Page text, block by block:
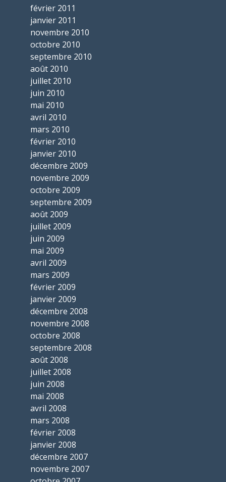
février 2011
janvier 2011
novembre 2010
octobre 2010
septembre 2010
août 2010
juillet 2010
juin 2010
mai 2010
avril 2010
mars 2010
février 2010
janvier 2010
décembre 2009
novembre 2009
octobre 2009
septembre 2009
août 2009
juillet 2009
juin 2009
mai 2009
avril 2009
mars 2009
février 2009
janvier 2009
décembre 2008
novembre 2008
octobre 2008
septembre 2008
août 2008
juillet 2008
juin 2008
mai 2008
avril 2008
mars 2008
février 2008
janvier 2008
décembre 2007
novembre 2007